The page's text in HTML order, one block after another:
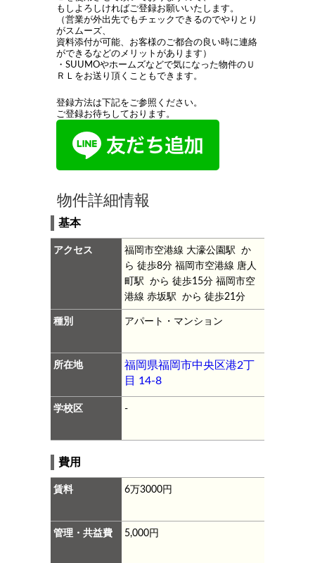
もしよろしければご登録お願いいたします。
（営業が外出先でもチェックできるのでやりとり
がスムーズ、
資料添付が可能、お客様のご都合の良い時に連絡
ができるなどのメリットがあります）
・SUUMOやホームズなどで気になった物件のＵ
ＲＬをお送り頂くこともできます。
登録方法は下記をご参照ください。
ご登録お待ちしております。
物件詳細情報
基本
アクセス
福岡市空港線 大濠公園駅 か
ら 徒歩8分福岡市空港線 唐人
町駅 から 徒歩15分福岡市空
港線 赤坂駅 から 徒歩21分
種別 アパート・マンション
所在地
福岡県福岡市中央区港2丁
目 14-8
学校区 -
費用
賃料 6万3000円
管理・共益費 5,000円